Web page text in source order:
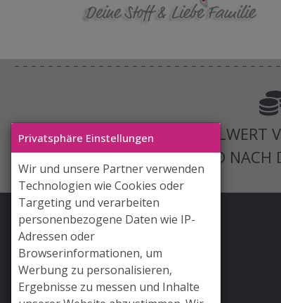
Privatsphäre Einstellungen
Wir und unsere Partner verwenden
Technologien wie Cookies oder
Targeting und verarbeiten
personenbezogene Daten wie IP-
Adressen oder
Browserinformationen, um
Werbung zu personalisieren,
Ergebnisse zu messen und Inhalte
AB 125€ BESTELLWERT
VERSAND NACH
Stoff & Liebe App
Hilfe / FAQ
Versand